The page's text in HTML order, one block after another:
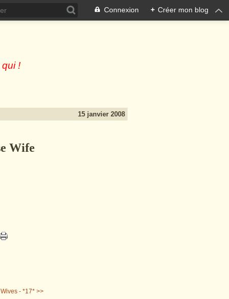
Connexion + Créer mon blog
!
15 janvier 2008
Wife
- *17* >>